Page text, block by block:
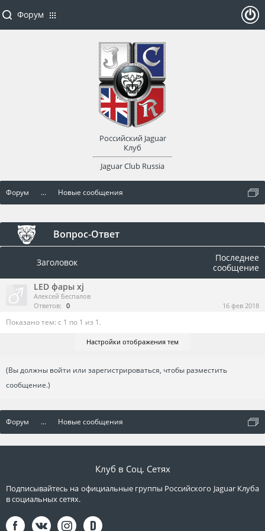
Форум ... Новые сообщения
Вопрос-Ответ
Заголовок
Последнее
сообщение
LED фары xj
Алексей Беспалов
Ответов: 0 16 фев 2018
Показано тем: с 1 по 1 из 1.
Настройки отображения тем
(Вы должны войти или зарегистрироваться, чтобы разместить
сообщение.)
Форум ... Новые сообщения
Форум
Российский Jaguar
Клуб
Jaguar Club Russia
оват
Клуб в Соц. Сетях
Подписывайтесь на официальные группы Российского Jaguar Клуба
в социальных сетях.